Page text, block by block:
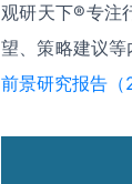
观研天下®专注
望、策略建议
前景研究报告（